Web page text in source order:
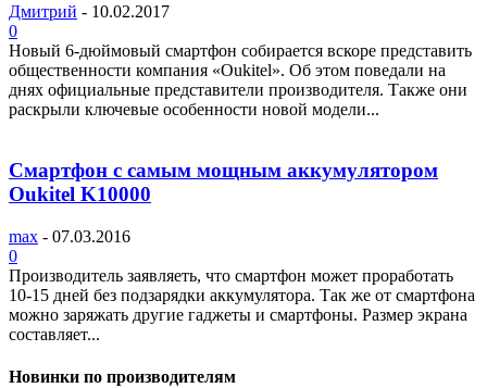
Дмитрий - 10.02.2017
0
Новый 6-дюймовый смартфон собирается вскоре представить
общественности компания «Oukitel». Об этом поведали на
днях официальные представители производителя. Также они
раскрыли ключевые особенности новой модели...
Смартфон с самым мощным аккумулятором
Oukitel K10000
max - 07.03.2016
0
Производитель заявляеть, что смартфон может проработать
10-15 дней без подзарядки аккумулятора. Так же от смартфона
можно заряжать другие гаджеты и смартфоны. Размер экрана
составляет...
Новинки по производителям